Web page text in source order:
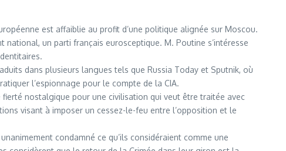
est affaiblie au profit d’une politique alignée sur Moscou.
national, un parti français eurosceptique. M. Poutine s’intéresse
dans plusieurs langues tels que Russia Today et Sputnik, où
l’espionnage pour le compte de la CIA.
nostalgique pour une civilisation qui veut être traitée avec
visant à imposer un cessez-le-feu entre l’opposition et le
condamné ce qu’ils considéraient comme une